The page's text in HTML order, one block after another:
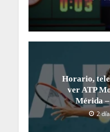
Horario,
ver ATP
Mérida
2